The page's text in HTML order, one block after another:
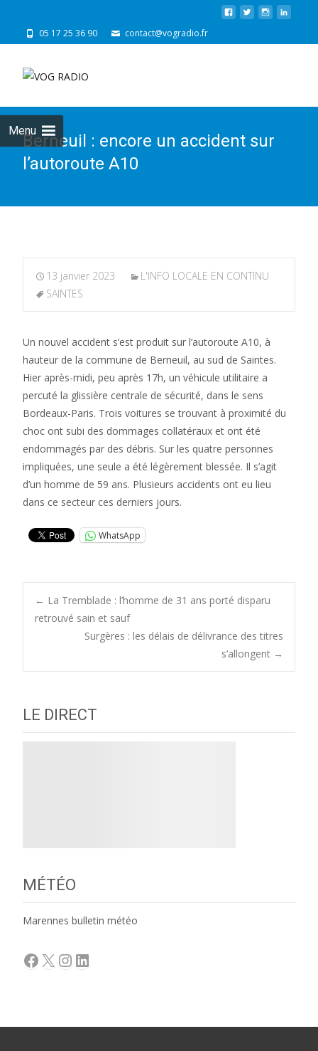
05 17 25 36 90 contact@vogradio.fr
Menu
Berneuil : encore un accident sur
l’autoroute A10
13 janvier 2023
L'INFO LOCALE EN CONTINU
SAINTES
Un nouvel accident s’est produit sur l’autoroute A10, à
hauteur de la commune de Berneuil, au sud de Saintes.
Hier après-midi, peu après 17h, un véhicule utilitaire a
percuté la glissière centrale de sécurité, dans le sens
Bordeaux-Paris. Trois voitures se trouvant à proximité du
choc ont subi des dommages collatéraux et ont été
endommagés par des débris. Sur les quatre personnes
impliquées, une seule a été légèrement blessée. Il s’agit
d’un homme de 59 ans. Plusieurs accidents ont eu lieu
dans ce secteur ces derniers jours.
WhatsApp
Post
navigation
← La Tremblade : l’homme de 31 ans porté disparu
retrouvé sain et sauf
Surgères : les délais de délivrance des titres
s’allongent →
LE DIRECT
MÉTÉO
Marennes bulletin météo
Facebook
X Instagram
LinkedIn